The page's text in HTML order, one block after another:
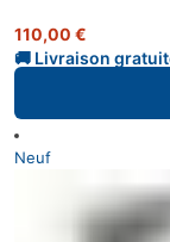
110,00 €
Neuf